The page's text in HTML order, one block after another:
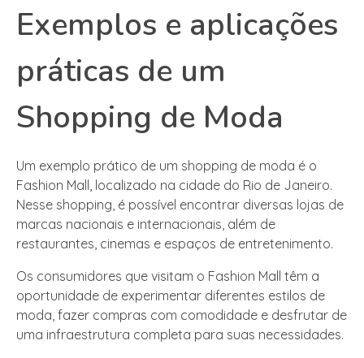
Exemplos e aplicações
práticas de um
Shopping de Moda
Um exemplo prático de um shopping de moda é o
Fashion Mall, localizado na cidade do Rio de Janeiro.
Nesse shopping, é possível encontrar diversas lojas de
marcas nacionais e internacionais, além de
restaurantes, cinemas e espaços de entretenimento.
Os consumidores que visitam o Fashion Mall têm a
oportunidade de experimentar diferentes estilos de
moda, fazer compras com comodidade e desfrutar de
uma infraestrutura completa para suas necessidades.